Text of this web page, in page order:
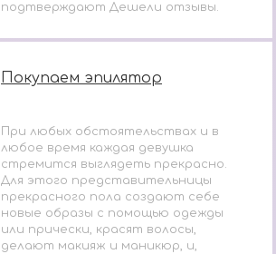
подтверждают Дешели отзывы.
Покупаем эпилятор
При любых обстоятельствах и в
любое время каждая девушка
стремится выглядеть прекрасно.
Для этого представительницы
прекрасного пола создают себе
новые образы с помощью одежды
или прически, красят волосы,
делают макияж и маникюр, и,